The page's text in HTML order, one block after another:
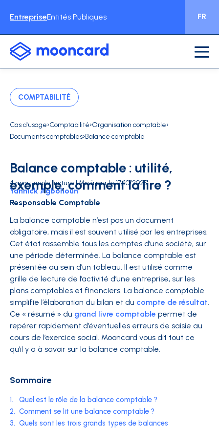
EntrepriseEntités Publiques FR
COMPTABILITÉ
Cas d'usage›Comptabilité›Organisation comptable›
Documents comptables›Balance comptable
Balance comptable : utilité,
exemple, comment la lire ?
4 minutes de lecture | Mis à jour le 17/10/2025
Yannick Agbohoun
Responsable Comptable
La balance comptable n’est pas un document
obligatoire, mais il est souvent utilisé par les entreprises.
Cet état rassemble tous les comptes d’une société, sur
une période déterminée. La balance comptable est
présentée au sein d’un tableau. Il est utilisé comme
grille de lecture de l’activité d’une entreprise, sur les
plans comptables et financiers. La balance comptable
simplifie l’élaboration du bilan et du compte de résultat.
Ce « résumé » du grand livre comptable permet de
repérer rapidement d’éventuelles erreurs de saisie au
cours de l’exercice social. Mooncard vous dit tout ce
qu’il y a à savoir sur la balance comptable.
Sommaire
1.
Quel est le rôle de la balance comptable ?
2. Comment se lit une balance comptable ?
3. Quels sont les trois grands types de balances